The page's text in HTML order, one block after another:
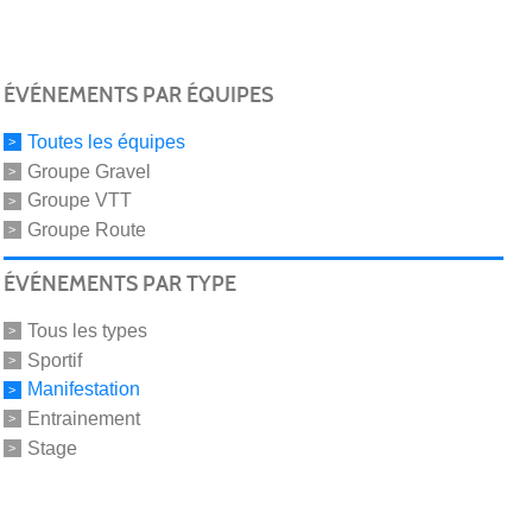
ÉVÉNEMENTS PAR ÉQUIPES
Toutes les équipes
Groupe Gravel
Groupe VTT
Groupe Route
ÉVÉNEMENTS PAR TYPE
Tous les types
Sportif
Manifestation
Entrainement
Stage